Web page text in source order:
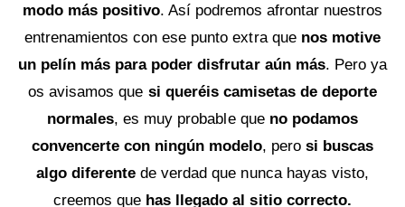
modo más positivo. Así podremos afrontar nuestros
entrenamientos con ese punto extra que nos motive
un pelín más para poder disfrutar aún más. Pero ya
os avisamos que si queréis camisetas de deporte
normales, es muy probable que no podamos
convencerte con ningún modelo, perosi buscas
algo diferente de verdad que nunca hayas visto,
creemos que has llegado al sitio correcto.